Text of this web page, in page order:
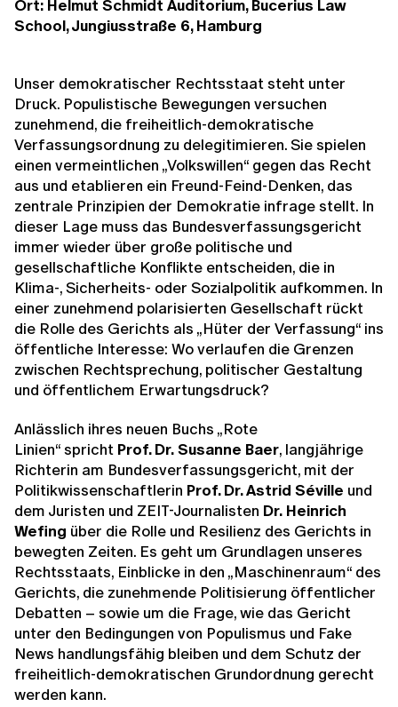
Ort: Helmut Schmidt Auditorium, Bucerius Law
School, Jungiusstraße 6, Hamburg
Unser demokratischer Rechtsstaat steht unter
Druck. Populistische Bewegungen versuchen
zunehmend, die freiheitlich-demokratische
Verfassungsordnung zu delegitimieren. Sie spielen
einen vermeintlichen „Volkswillen“ gegen das Recht
aus und etablieren ein Freund-Feind-Denken, das
zentrale Prinzipien der Demokratie infrage stellt. In
dieser Lage muss das Bundesverfassungsgericht
immer wieder über große politische und
gesellschaftliche Konflikte entscheiden, die in
Klima-, Sicherheits- oder Sozialpolitik aufkommen. In
einer zunehmend polarisierten Gesellschaft rückt
die Rolle des Gerichts als „Hüter der Verfassung“ ins
öffentliche Interesse: Wo verlaufen die Grenzen
zwischen Rechtsprechung, politischer Gestaltung
und öffentlichem Erwartungsdruck?
Anlässlich ihres neuen Buchs „Rote
Linien“ spricht Prof. Dr.Susanne Baer, langjährige
Richterin am Bundesverfassungsgericht, mit der
Politikwissenschaftlerin Prof. Dr. Astrid Séville und
dem Juristen und ZEIT-Journalisten Dr. Heinrich
Wefing über die Rolle und Resilienz des Gerichts in
bewegten Zeiten. Es geht um Grundlagen unseres
Rechtsstaats, Einblicke in den „Maschinenraum“ des
Gerichts, die zunehmende Politisierung öffentlicher
Debatten – sowie um die Frage, wie das Gericht
unter den Bedingungen von Populismus und Fake
News handlungsfähig bleiben und dem Schutz der
freiheitlich-demokratischen Grundordnung gerecht
werden kann.